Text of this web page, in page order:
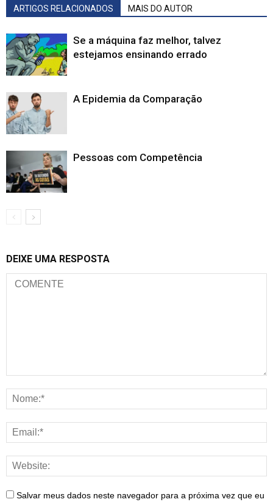
ARTIGOS RELACIONADOS MAIS DO AUTOR
Se a máquina faz melhor, talvez
estejamos ensinando errado
A Epidemia da Comparação
Pessoas com Competência
DEIXE UMA RESPOSTA
Salvar meus dados neste navegador para a próxima vez que eu